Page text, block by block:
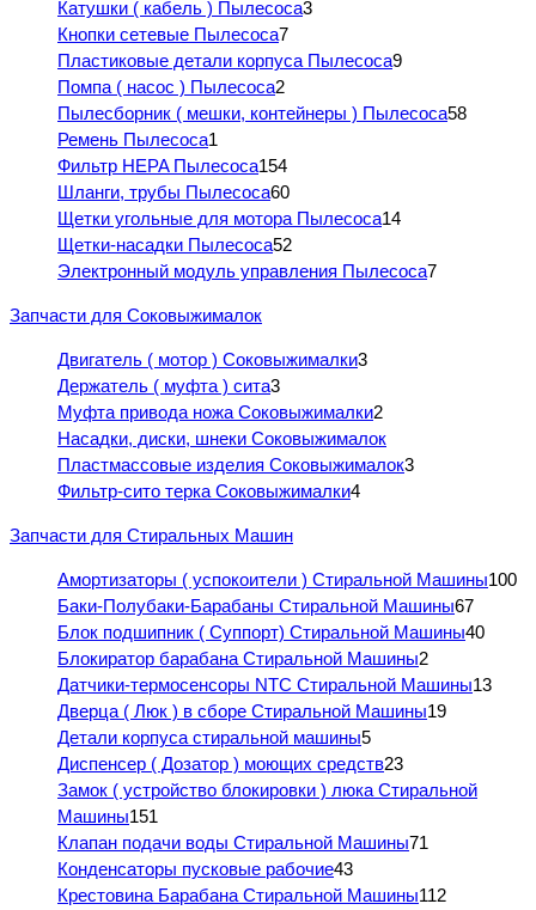
Катушки ( кабель ) Пылесоса3
Кнопки сетевые Пылесоса7
Пластиковые детали корпуса Пылесоса9
Помпа ( насос ) Пылесоса2
Пылесборник ( мешки, контейнеры ) Пылесоса58
Ремень Пылесоса1
Фильтр HEPA Пылесоса154
Шланги, трубы Пылесоса60
Щетки угольные для мотора Пылесоса14
Щетки-насадки Пылесоса52
Электронный модуль управления Пылесоса7
Запчасти для Соковыжималок
Двигатель ( мотор ) Соковыжималки3
Держатель ( муфта ) сита3
Муфта привода ножа Соковыжималки2
Насадки, диски, шнеки Соковыжималок
Пластмассовые изделия Соковыжималок3
Фильтр-сито терка Соковыжималки4
Запчасти для Стиральных Машин
Амортизаторы ( успокоители ) Стиральной Машины100
Баки-Полубаки-Барабаны Стиральной Машины67
Блок подшипник ( Суппорт) Стиральной Машины40
Блокиратор барабана Стиральной Машины2
Датчики-термосенсоры NTC Стиральной Машины13
Дверца ( Люк ) в сборе Стиральной Машины19
Детали корпуса стиральной машины5
Диспенсер ( Дозатор ) моющих средств23
Замок ( устройство блокировки ) люка Стиральной
Машины151
Клапан подачи воды Стиральной Машины71
Конденсаторы пусковые рабочие43
Крестовина Барабана Стиральной Машины112